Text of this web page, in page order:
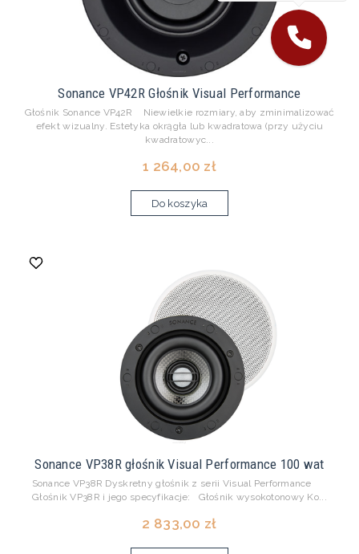
Sonance VP42R Głośnik Visual Performance
Głośnik Sonance VP42R Niewielkie rozmiary, aby zminimalizować
efekt wizualny. Estetyka okrągła lub kwadratowa (przy użyciu
kwadratowyc...
1 264,00 zł
Do koszyka
Sonance VP38R głośnik Visual Performance 100 wat
Sonance VP38R Dyskretny głośnik z serii Visual Performance
Głośnik VP38R i jego specyfikacje: Głośnik wysokotonowy Ko...
2 833,00 zł